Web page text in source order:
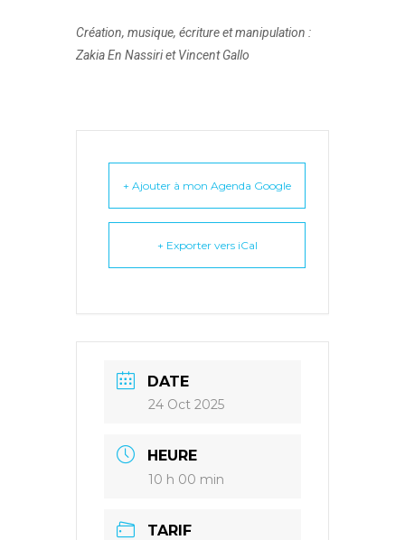
Création, musique, écriture et manipulation :
Zakia En Nassiri et Vincent Gallo
+ Ajouter à mon Agenda Google
+ Exporter vers iCal
DATE
24 Oct 2025
HEURE
10 h 00 min
TARIF